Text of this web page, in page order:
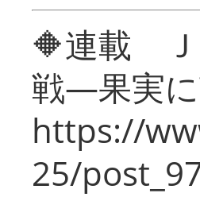
🔶連載 Ｊ
戦―果実
https://
25/